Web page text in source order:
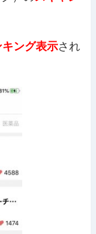
ング表示され